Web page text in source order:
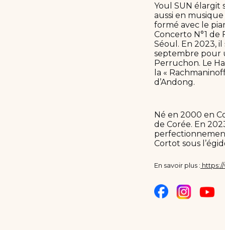
Youl SUN élargit
aussi en
formé avec le
Concerto N°1 de
Séoul. En 2023,
septembre pour
Perruchon. Le
la «
d’Andong.
Né en 2000 en
de Corée. En
Cortot sous
En savoir plus :